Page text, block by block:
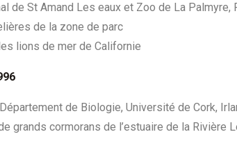
de St Amand Les eaux et Zoo de La Palmyre,
de la zone de parc
lions de mer de Californie
de Biologie, Université de Cork,
grands cormorans de l’estuaire de la Rivière